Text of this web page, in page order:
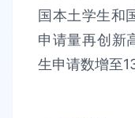
国本土学生和
申请量再创新
生申请数增至